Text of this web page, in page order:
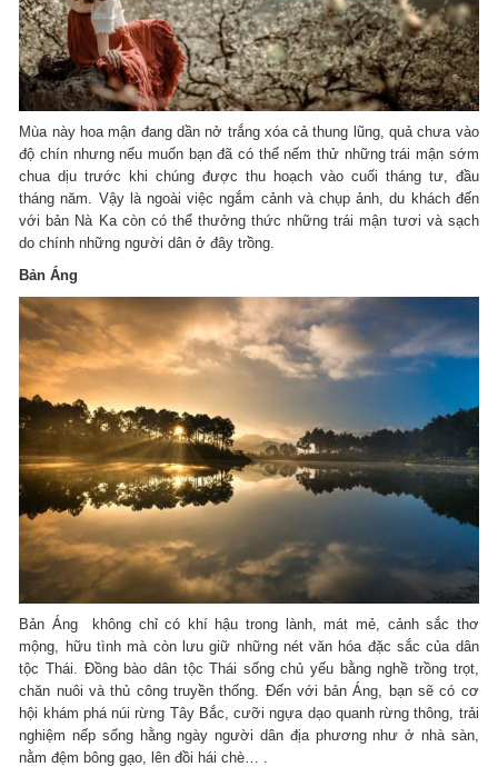
Mùa này hoa mận đang dần nở trắng xóa cả thung lũng, quả chưa vào
độ chín nhưng nếu muốn bạn đã có thể nếm thử những trái mận sớm
chua dịu trước khi chúng được thu hoạch vào cuối tháng tư, đầu
tháng năm. Vậy là ngoài việc ngắm cảnh và chụp ảnh, du khách đến
với bản Nà Ka còn có thể thưởng thức những trái mận tươi và sạch
do chính những người dân ở đây trồng.
Bản Áng
Bản Áng không chỉ có khí hậu trong lành, mát mẻ, cảnh sắc thơ
mộng, hữu tình mà còn lưu giữ những nét văn hóa đặc sắc của dân
tộc Thái. Đồng bào dân tộc Thái sống chủ yếu bằng nghề trồng trọt,
chăn nuôi và thủ công truyền thống. Đến với bản Áng, bạn sẽ có cơ
hội khám phá núi rừng Tây Bắc, cưỡi ngựa dạo quanh rừng thông, trải
nghiệm nếp sống hằng ngày người dân địa phương như ở nhà sàn,
nằm đệm bông gạo, lên đồi hái chè… .